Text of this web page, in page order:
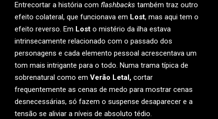
Entrecortar a história com flashbacks também traz outro
efeito colateral, que funcionava em Lost, mas aqui tem o
efeito reverso. Em Lost o mistério da ilha estava
intrinsecamente relacionado com o passado dos
personagens e cada elemento pessoal acrescentava um
tom mais intrigante para o todo. Numa trama típica de
sobrenatural como em Verão Letal, cortar
frequentemente as cenas de medo para mostrar cenas
desnecessárias, só fazem o suspense desaparecer e a
tensão se aliviar a níveis de absoluto tédio.